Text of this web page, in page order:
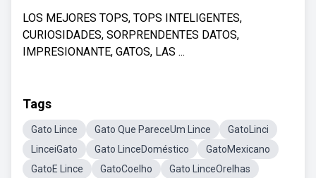
LOS MEJORES TOPS, TOPS INTELIGENTES,
CURIOSIDADES, SORPRENDENTES DATOS,
IMPRESIONANTE, GATOS, LAS ...
Tags
Gato Lince Gato Que PareceUm Lince
GatoLinci
LinceiGato
Gato LinceDoméstico
GatoMexicano
GatoE Lince
GatoCoelho
Gato LinceOrelhas